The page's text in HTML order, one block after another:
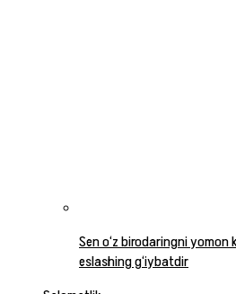
Sen o‘z birodaringni yomon
eslashing g‘iybatdir